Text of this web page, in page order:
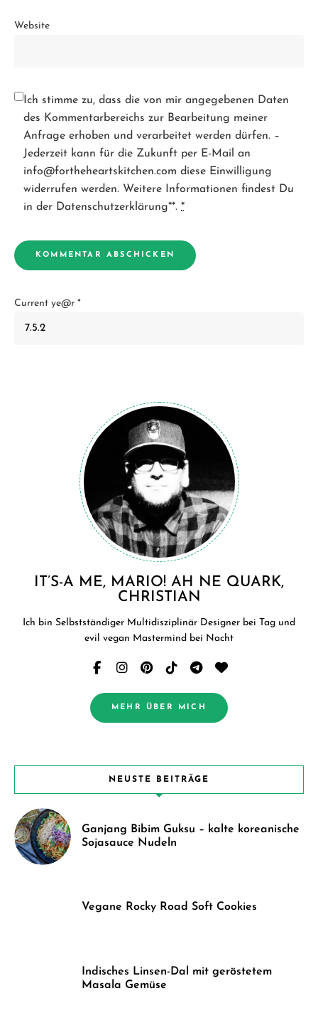
Website
Ich stimme zu, dass die von mir angegebenen Daten
des Kommentarbereichs zur Bearbeitung meiner
Anfrage erhoben und verarbeitet werden dürfen. –
Jederzeit kann für die Zukunft per E-Mail an
info@fortheheartskitchen.com diese Einwilligung
widerrufen werden. Weitere Informationen findest Du
in der Datenschutzerklärung**. *
Current ye@r *
IT’S-A ME, MARIO! AH NE QUARK,
CHRISTIAN
Ich bin Selbstständiger Multidisziplinär Designer bei Tag und
evil vegan Mastermind bei Nacht
MEHR ÜBER MICH
NEUSTE BEITRÄGE
Ganjang Bibim Guksu – kalte koreanische
Sojasauce Nudeln
Vegane Rocky Road Soft Cookies
Indisches Linsen-Dal mit geröstetem
Masala Gemüse